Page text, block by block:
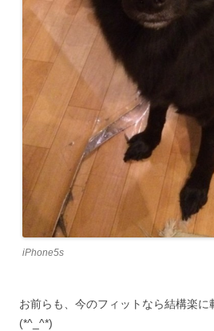
iPhone5s
お前らも、今のフィットなら結構楽に
(*^_^*)